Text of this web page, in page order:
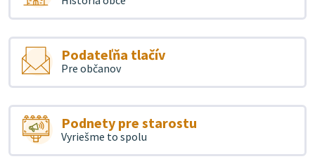
Podateľňa tlačív
Pre občanov
Podnety pre starostu
Vyriešme to spolu